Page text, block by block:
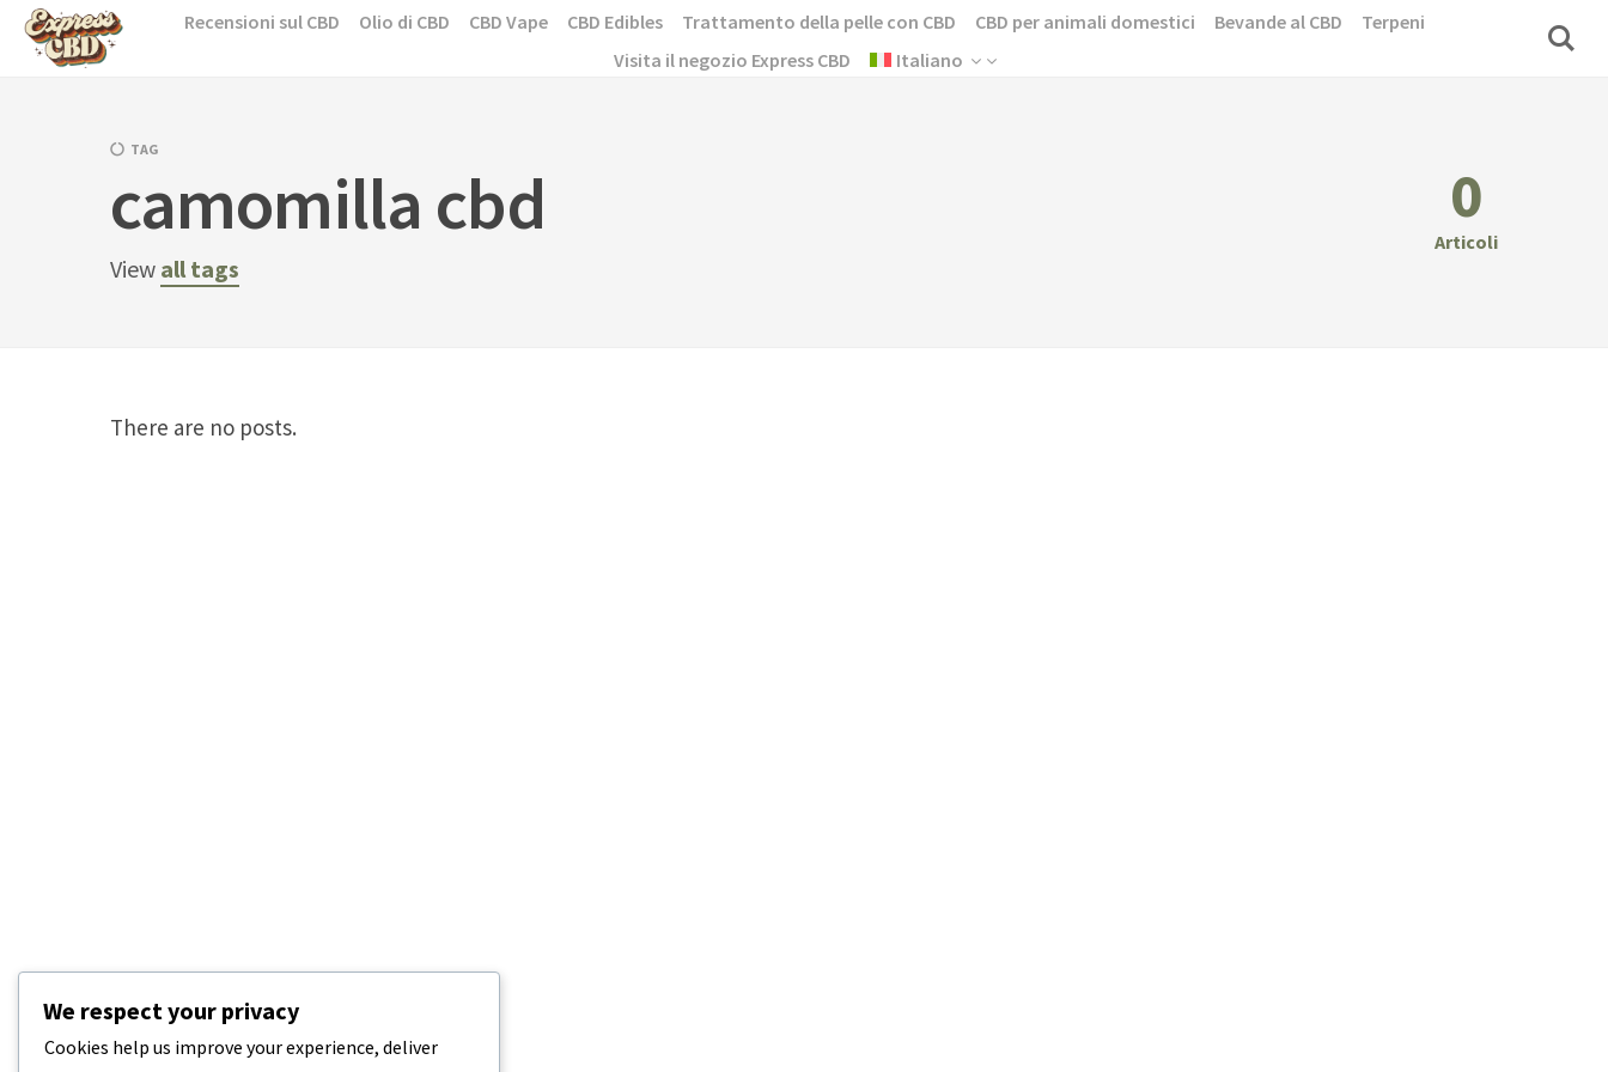
Skip
Recensioni sul CBD Olio di CBD CBD Vape CBD Edibles Trattamento della pelle con CBD CBD per animali domestici Bevande al CBD
Terpeni
Visita il negozio Express CBD
Italiano
TAG
camomilla cbd
View all tags
0
Articoli
There are no posts.
We respect your privacy
Cookies help us improve your experience, deliver